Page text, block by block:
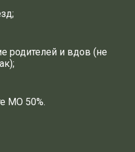
родителей и вдов (не
МО 50%.